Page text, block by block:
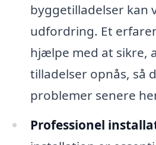
byggetilladelser kan
udfordring. Et
hjælpe med at sikre,
tilladelser opnås, så
problemer senere
Professionel